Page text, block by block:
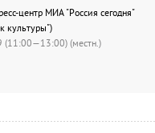
центр МИА "Россия сегодня"
культуры")
(11:00—13:00) (местн.)